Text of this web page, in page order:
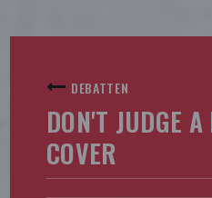
DEBATTEN
DON'T JUDGE
COVER